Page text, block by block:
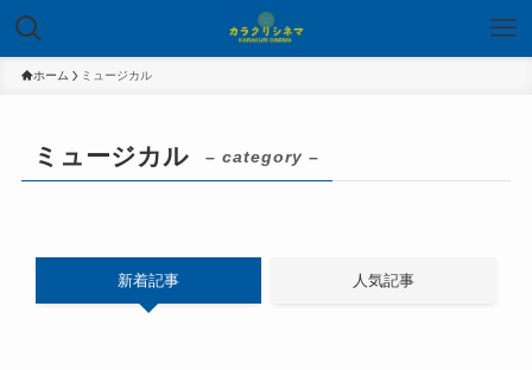
ホーム ミュージカル
ミュージカル – category –
新着記事 人気記事